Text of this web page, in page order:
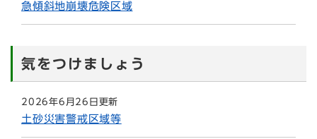
急傾斜地崩壊危険区域
気をつけましょう
2026年6月26日更新
土砂災害警戒区域等